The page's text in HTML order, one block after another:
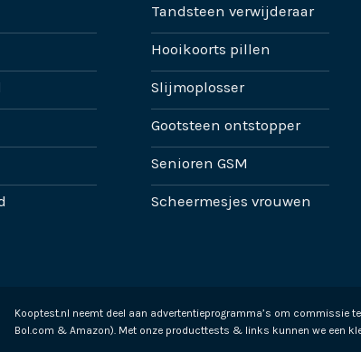
Tandsteen verwijderaar
Hooikoorts pillen
Slijmoplosser
Gootsteen ontstopper
Senioren GSM
Scheermesjes vrouwen
Kooptest.nl neemt deel aan advertentieprogramma’s om commissie
Bol.com & Amazon). Met onze producttests & links kunnen we een